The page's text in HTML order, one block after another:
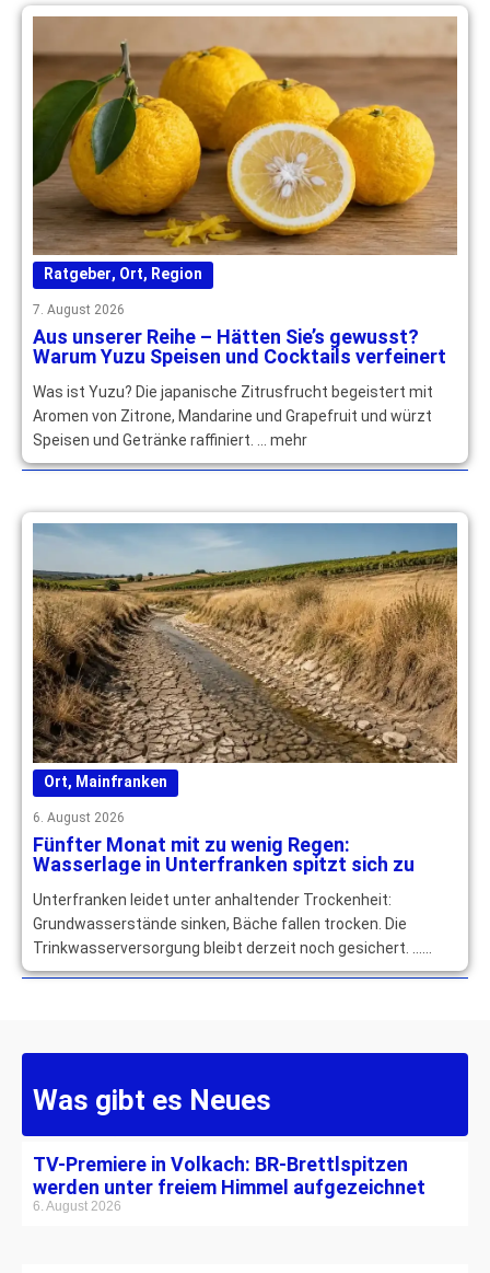
Ratgeber, Ort, Region
7. August 2026
Aus unserer Reihe – Hätten Sie’s gewusst?
Warum Yuzu Speisen und Cocktails verfeinert
Was ist Yuzu? Die japanische Zitrusfrucht begeistert mit
Aromen von Zitrone, Mandarine und Grapefruit und würzt
Speisen und Getränke raffiniert. … mehr
Ort, Mainfranken
6. August 2026
Fünfter Monat mit zu wenig Regen:
Wasserlage in Unterfranken spitzt sich zu
Unterfranken leidet unter anhaltender Trockenheit:
Grundwasserstände sinken, Bäche fallen trocken. Die
Trinkwasserversorgung bleibt derzeit noch gesichert. …
mehr
Was gibt es Neues
TV-Premiere in Volkach: BR-Brettlspitzen
werden unter freiem Himmel aufgezeichnet
6. August 2026